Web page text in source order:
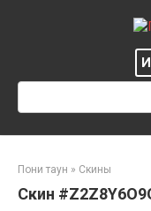
Пони таун » Скины
Скин